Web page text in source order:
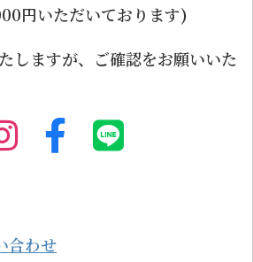
円いただいております)
しますが、ご確認をお願いいた
合わせ